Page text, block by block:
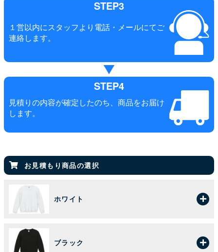
STEP3
１営以内にスタッフより電話・メールにてご
連絡します。
STEP4
見積りの内容が確定したのち、商品をお届け
します。
お見積もり商品の選択
ホワイト
ブラック